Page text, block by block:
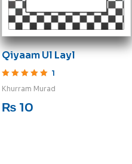
Qiyaam Ul Layl
1
Khurram Murad
₨ 10